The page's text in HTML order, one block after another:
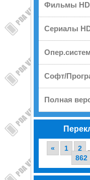
Фильмы HD
Сериалы
Софт/
Полная
« 1 2
862